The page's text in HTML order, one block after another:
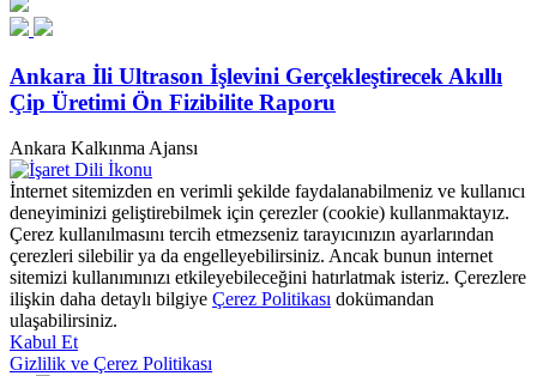
Ankara İli Ultrason İşlevini Gerçekleştirecek Akıllı
Çip Üretimi Ön Fizibilite Raporu
Ankara Kalkınma Ajansı
İnternet sitemizden en verimli şekilde faydalanabilmeniz ve kullanıcı
deneyiminizi geliştirebilmek için çerezler (cookie) kullanmaktayız.
Çerez kullanılmasını tercih etmezseniz tarayıcınızın ayarlarından
çerezleri silebilir ya da engelleyebilirsiniz. Ancak bunun internet
sitemizi kullanımınızı etkileyebileceğini hatırlatmak isteriz. Çerezlere
ilişkin daha detaylı bilgiye Çerez Politikası dokümandan
ulaşabilirsiniz.
Kabul Et
Gizlilik ve Çerez Politikası